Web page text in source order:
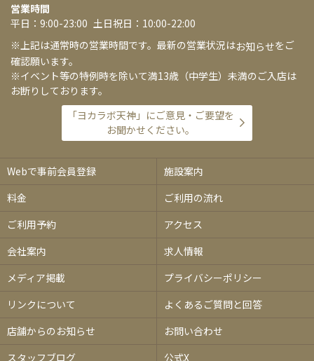
営業時間
平日：9:00-23:00 土日祝日：10:00-22:00
※上記は通常時の営業時間です。最新の営業状況はお知らせをご
確認願います。
※イベント等の特例時を除いて満13歳（中学生）未満のご入店は
お断りしております。
「ヨカラボ天神」にご意見・ご要望を
お聞かせください。
Webで事前会員登録
施設案内
料金
ご利用の流れ
ご利用予約
アクセス
会社案内
求人情報
メディア掲載
プライバシーポリシー
リンクについて
よくあるご質問と回答
店舗からのお知らせ
お問い合わせ
スタッフブログ
公式X